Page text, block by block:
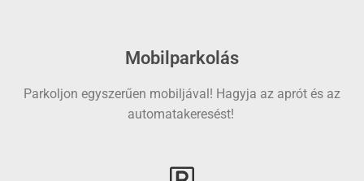
Mobilparkolás
Parkoljon egyszerűen mobiljával! Hagyja az aprót és az
automatakeresést!